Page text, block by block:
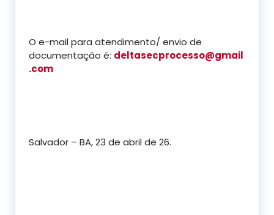
O e-mail para atendimento/ envio de
documentação é: deltasecprocesso@gmail
.com
Salvador – BA, 23 de abril de 26.